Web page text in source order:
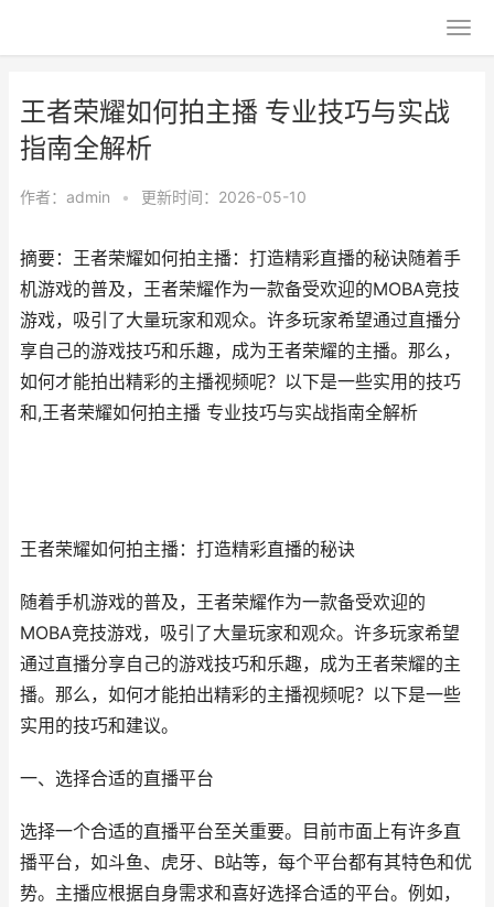
王者荣耀如何拍主播 专业技巧与实战
指南全解析
作者： admin • 更新时间：2026-05-10
摘要：王者荣耀如何拍主播：打造精彩直播的秘诀随着手
机游戏的普及，王者荣耀作为一款备受欢迎的MOBA竞技
游戏，吸引了大量玩家和观众。许多玩家希望通过直播分
享自己的游戏技巧和乐趣，成为王者荣耀的主播。那么，
如何才能拍出精彩的主播视频呢？以下是一些实用的技巧
和,王者荣耀如何拍主播 专业技巧与实战指南全解析
王者荣耀如何拍主播：打造精彩直播的秘诀
随着手机游戏的普及，王者荣耀作为一款备受欢迎的
MOBA竞技游戏，吸引了大量玩家和观众。许多玩家希望
通过直播分享自己的游戏技巧和乐趣，成为王者荣耀的主
播。那么，如何才能拍出精彩的主播视频呢？以下是一些
实用的技巧和建议。
一、选择合适的直播平台
选择一个合适的直播平台至关重要。目前市面上有许多直
播平台，如斗鱼、虎牙、B站等，每个平台都有其特色和优
势。主播应根据自身需求和喜好选择合适的平台。例如，